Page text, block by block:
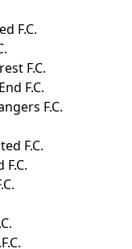
F.C.
F.C.
F.C.
F.C.
F.C.